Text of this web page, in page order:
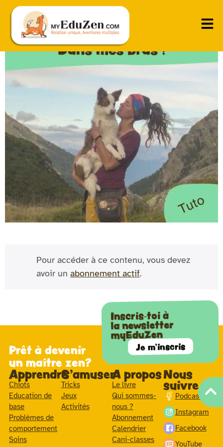
Un joli saut avec atterrissage dans nos bras
Pour accéder à ce contenu, vous devez
avoir un abonnement actif.
Prêt à devenir
un maître zen?
Inscris-toi à
la newsletter
myEduZen
Je m'inscris
Apprendre
Chiots
Education de
base
Problèmes de
comportement
Soins
S'amuser
Tricks
Jeux
Activités
A propos
Le livre
Qui sommes-
nous ?
Abonnement
Calendrier
Cani-classes
Nous
suivre
Podcast
Instagram
Facebook
YouTube